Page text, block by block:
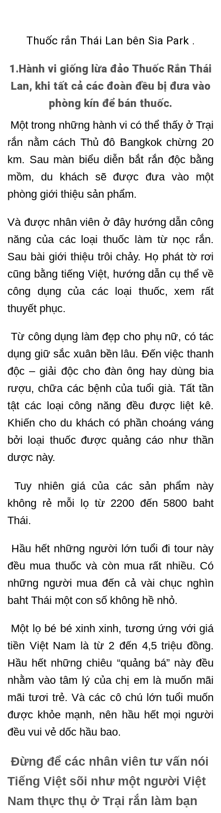
Thuốc rắn Thái Lan bên Sia Park .
1.Hành vi giống lừa đảo Thuốc Rắn Thái
Lan, khi tất cả các đoàn đều bị đưa vào
phòng kín để bán thuốc.
Một trong những hành vi có thể thấy ở Trại
rắn nằm cách Thủ đô Bangkok chừng 20
km. Sau màn biểu diễn bắt rắn độc bằng
mồm, du khách sẽ được đưa vào một
phòng giới thiệu sản phẩm.
Và được nhân viên ở đây hướng dẫn công
năng của các loại thuốc làm từ nọc rắn.
Sau bài giới thiệu trôi chảy. Họ phát tờ rơi
cũng bằng tiếng Việt, hướng dẫn cụ thể về
công dụng của các loại thuốc, xem rất
thuyết phục.
Từ công dụng làm đẹp cho phụ nữ, có tác
dụng giữ sắc xuân bền lâu. Đến việc thanh
độc – giải độc cho đàn ông hay dùng bia
rượu, chữa các bệnh của tuổi già. Tất tần
tật các loại công năng đều được liệt kê.
Khiến cho du khách có phần choáng váng
bởi loại thuốc được quảng cáo như thần
dược này.
Tuy nhiên giá của các sản phẩm này
không rẻ mỗi lọ từ 2200 đến 5800 baht
Thái.
Hầu hết những người lớn tuổi đi tour này
đều mua thuốc và còn mua rất nhiều. Có
những người mua đến cả vài chục nghìn
baht Thái một con số không hề nhỏ.
Một lọ bé bé xinh xinh, tương ứng với giá
tiền Việt Nam là từ 2 đến 4,5 triệu đồng.
Hầu hết những chiêu “quảng bá” này đều
nhằm vào tâm lý của chị em là muốn mãi
mãi tươi trẻ. Và các cô chú lớn tuổi muốn
được khỏe mạnh, nên hầu hết mọi người
đều vui vẻ dốc hầu bao.
Đừng để các nhân viên tư vấn nói
Tiếng Việt sõi như một người Việt
Nam thực thụ ở Trại rắn làm bạn